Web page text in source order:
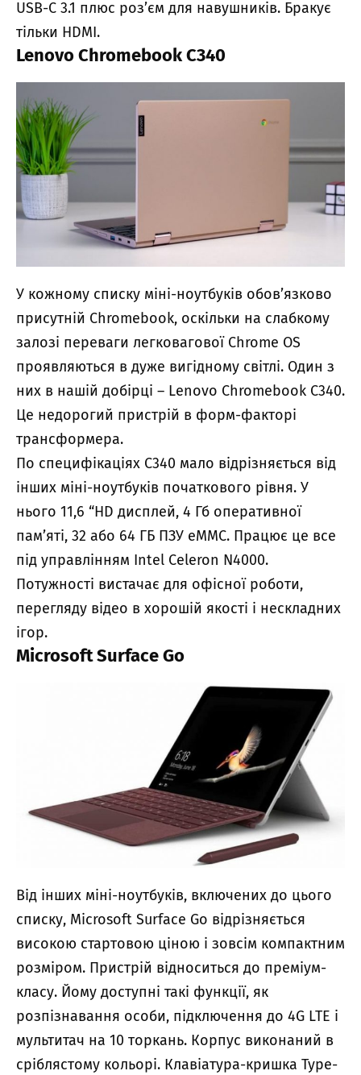
USB-C 3.1 плюс роз’єм для навушників. Бракує
тільки HDMI.
Lenovo Chromebook C340
У кожному списку міні-ноутбуків обов’язково
присутній Chromebook, оскільки на слабкому
залозі переваги легковагової Chrome OS
проявляються в дуже вигідному світлі. Один з
них в нашій добірці – Lenovo Chromebook C340.
Це недорогий пристрій в форм-факторі
трансформера.
По специфікаціях C340 мало відрізняється від
інших міні-ноутбуків початкового рівня. У
нього 11,6 “HD дисплей, 4 Гб оперативної
пам’яті, 32 або 64 ГБ ПЗУ eMMC. Працює це все
під управлінням Intel Celeron N4000.
Потужності вистачає для офісної роботи,
перегляду відео в хорошій якості і нескладних
ігор.
Microsoft Surface Go
Від інших міні-ноутбуків, включених до цього
списку, Microsoft Surface Go відрізняється
високою стартовою ціною і зовсім компактним
розміром. Пристрій відноситься до преміум-
класу. Йому доступні такі функції, як
розпізнавання особи, підключення до 4G LTE і
мультитач на 10 торкань. Корпус виконаний в
сріблястому кольорі. Клавіатура-кришка Type-